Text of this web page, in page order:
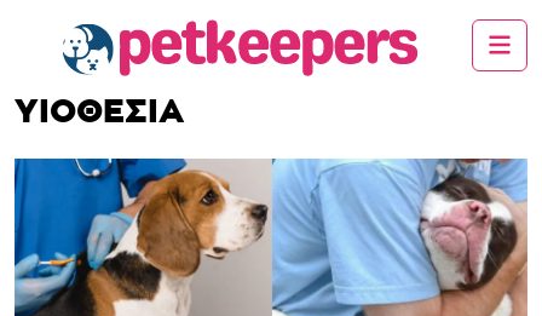
ΥΙΟΘΕΣΙΑ